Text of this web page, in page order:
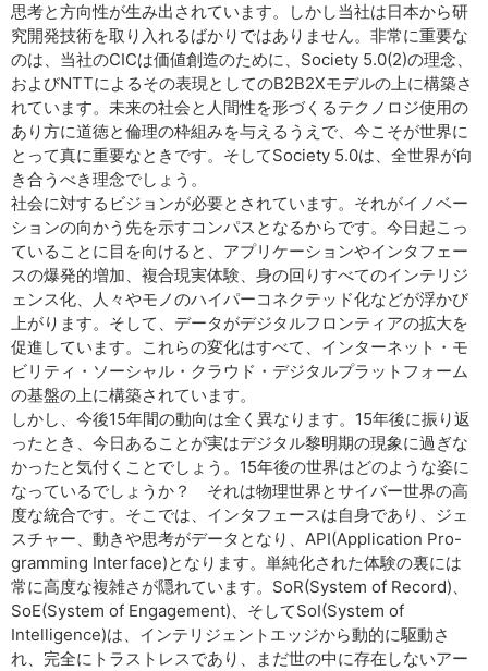
思考と方向性が生み出されています。しかし当社は日本から研
究開発技術を取り入れるばかりではありません。非常に重要な
のは、当社のCICは価値創造のために、Society 5.0(2)の理念、
およびNTTによるその表現としてのB2B2Xモデルの上に構築さ
れています。未来の社会と人間性を形づくるテクノロジ使用の
あり方に道徳と倫理の枠組みを与えるうえで、今こそが世界に
とって真に重要なときです。そしてSociety 5.0は、全世界が向
き合うべき理念でしょう。
社会に対するビジョンが必要とされています。それがイノベー
ションの向かう先を示すコンパスとなるからです。今日起こっ
ていることに目を向けると、アプリケーションやインタフェー
スの爆発的増加、複合現実体験、身の回りすべてのインテリジ
ェンス化、人々やモノのハイパーコネクテッド化などが浮かび
上がります。そして、データがデジタルフロンティアの拡大を
促進しています。これらの変化はすべて、インターネット・モ
ビリティ・ソーシャル・クラウド・デジタルプラットフォーム
の基盤の上に構築されています。
しかし、今後15年間の動向は全く異なります。15年後に振り返
ったとき、今日あることが実はデジタル黎明期の現象に過ぎな
かったと気付くことでしょう。15年後の世界はどのような姿に
なっているでしょうか？ それは物理世界とサイバー世界の高
度な統合です。そこでは、インタフェースは自身であり、ジェ
スチャー、動きや思考がデータとなり、API(Application Pro-
gramming Interface)となります。単純化された体験の裏には
常に高度な複雑さが隠れています。SoR(System of Record)、
SoE(System of Engagement)、そしてSoI(System of
Intelligence)は、インテリジェントエッジから動的に駆動さ
れ、完全にトラストレスであり、まだ世の中に存在しないアー